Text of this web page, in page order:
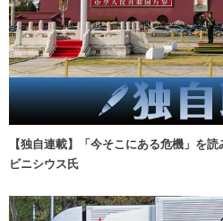
【独自連載】「今そこにある危機」を
ビニシウス氏